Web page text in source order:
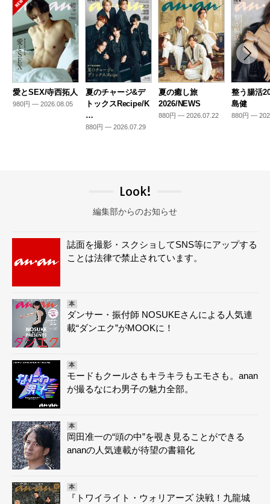
愛とSEX/寺西拓人
980円 — 2026.08.05
夏のチャージ&デ
トックスRecipe/K
…
880円 — 2026.07.29
夏の癒し旅
2026/NEWS
880円 — 2026.07.22
整う腸活
島健
880円 —
Look!
編集部からのお知らせ
誌面を撮影・スクショしてSNS等にアップする
ことは法律で禁止されています。
本
ダンサー・振付師 NOSUKEさんによる人気連
載“ダンエク”がMOOKに！
本
モードもクールさもキラキラもエモさも。anan
が撮るなにわ男子の魅力全部。
本
岡田准一の“頭の中”を覗き見ることができる
ananの人気連載が待望の書籍化
本
『トワイライト・ウォリアーズ 決戦！九龍城